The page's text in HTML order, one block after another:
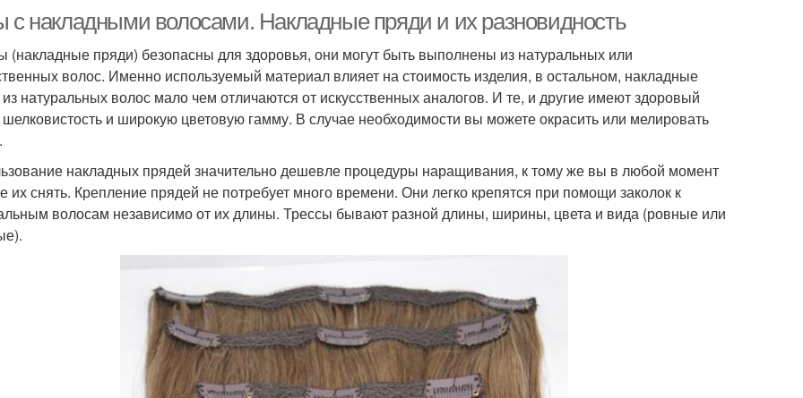
с накладными волосами. Накладные пряди и их разновидность
(накладные пряди) безопасны для здоровья, они могут быть выполнены из натуральных или
волос. Именно используемый материал влияет на стоимость изделия, в остальном, накладные
натуральных волос мало чем отличаются от искусственных аналогов. И те, и другие имеют здоровый
шелковистость и широкую цветовую гамму. В случае необходимости вы можете окрасить или мелировать
накладных прядей значительно дешевле процедуры наращивания, к тому же вы в любой момент
их снять. Крепление прядей не потребует много времени. Они легко крепятся при помощи заколок к
волосам независимо от их длины. Трессы бывают разной длины, ширины, цвета и вида (ровные или